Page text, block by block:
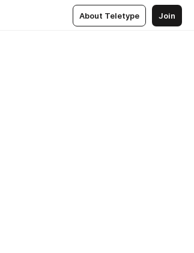
About Teletype Join